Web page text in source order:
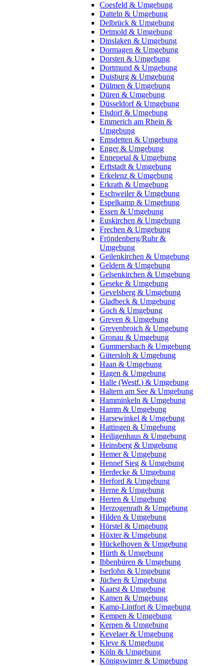
Coesfeld & Umgebung
Datteln & Umgebung
Delbrück & Umgebung
Detmold & Umgebung
Dinslaken & Umgebung
Dormagen & Umgebung
Dorsten & Umgebung
Dortmund & Umgebung
Duisburg & Umgebung
Dülmen & Umgebung
Düren & Umgebung
Düsseldorf & Umgebung
Elsdorf & Umgebung
Emmerich am Rhein &
Umgebung
Emsdetten & Umgebung
Enger & Umgebung
Ennepetal & Umgebung
Erftstadt & Umgebung
Erkelenz & Umgebung
Erkrath & Umgebung
Eschweiler & Umgebung
Espelkamp & Umgebung
Essen & Umgebung
Euskirchen & Umgebung
Frechen & Umgebung
Fröndenberg/Ruhr &
Umgebung
Geilenkirchen & Umgebung
Geldern & Umgebung
Gelsenkirchen & Umgebung
Geseke & Umgebung
Gevelsberg & Umgebung
Gladbeck & Umgebung
Goch & Umgebung
Greven & Umgebung
Grevenbroich & Umgebung
Gronau & Umgebung
Gummersbach & Umgebung
Gütersloh & Umgebung
Haan & Umgebung
Hagen & Umgebung
Halle (Westf.) & Umgebung
Haltern am See & Umgebung
Hamminkeln & Umgebung
Hamm & Umgebung
Harsewinkel & Umgebung
Hattingen & Umgebung
Heiligenhaus & Umgebung
Heinsberg & Umgebung
Hemer & Umgebung
Hennef Sieg & Umgebung
Herdecke & Umgebung
Herford & Umgebung
Herne & Umgebung
Herten & Umgebung
Herzogenrath & Umgebung
Hilden & Umgebung
Hörstel & Umgebung
Höxter & Umgebung
Hückelhoven & Umgebung
Hürth & Umgebung
Ibbenbüren & Umgebung
Iserlohn & Umgebung
Jüchen & Umgebung
Kaarst & Umgebung
Kamen & Umgebung
Kamp-Lintfort & Umgebung
Kempen & Umgebung
Kerpen & Umgebung
Kevelaer & Umgebung
Kleve & Umgebung
Köln & Umgebung
Königswinter & Umgebung